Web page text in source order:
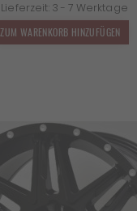
war:
1.499,00 €
ist:
Lieferzeit: 3 - 7 Werktage
ZUM WARENKORB HINZUFÜGEN